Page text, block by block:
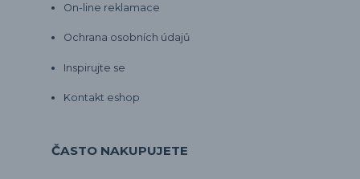
On-line reklamace
Ochrana osobních údajů
Inspirujte se
Kontakt eshop
ČASTO NAKUPUJETE